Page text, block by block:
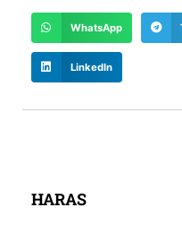
WhatsApp
LinkedIn
HARAS